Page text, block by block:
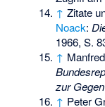
↑ Zitate
Noack:
1966, S.
↑
zur
↑ Peter